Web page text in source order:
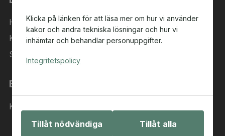
Klicka på länken för att läsa mer om hur vi använder
kakor och andra tekniska lösningar och hur vi
inhämtar och behandlar personuppgifter.
Integritetspolicy
Tillåt nödvändiga Tillåt alla
Hem
Kategorier
Sök i sortimentet
Behöver du hjälp?
Kontakta oss